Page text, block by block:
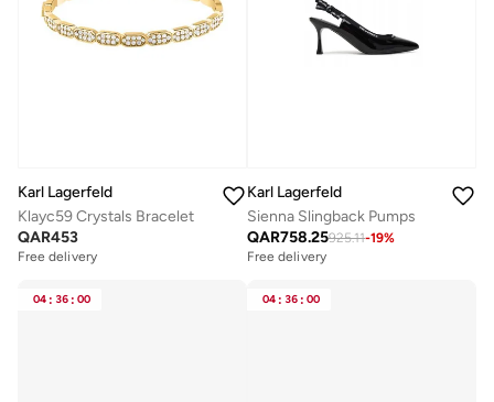
Karl Lagerfeld
Klayc59 Crystals Bracelet
QAR453
Free delivery
Karl Lagerfeld
Sienna Slingback Pumps
QAR758.25925.11-19%
Free delivery
04 : 36 : 00 04 : 36 : 00